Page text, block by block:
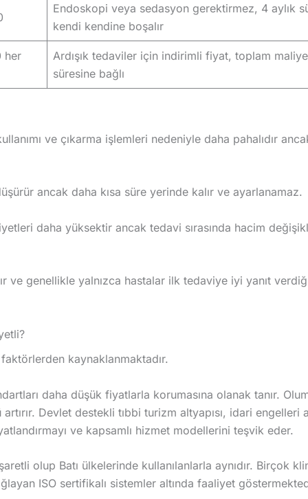
Endoskopi veya sedasyon gerektirmez, 4 aylık
kendi kendine boşalır
her
Ardışık tedaviler için indirimli fiyat, toplam
süresine bağlı
ve çıkarma işlemleri nedeniyle daha pahalıdır
ancak daha kısa süre yerinde kalır ve ayarlanamaz.
daha yüksektir ancak tedavi sırasında hacim
ve genellikle yalnızca hastalar ilk tedaviye iyi yanıt
kaynaklanmaktadır.
daha düşük fiyatlarla korumasına olanak tanır.
Devlet destekli tıbbi turizm altyapısı, idari engelleri
ve kapsamlı hizmet modellerini teşvik eder.
olup Batı ülkelerinde kullanılanlarla aynıdır. Birçok
ISO sertifikalı sistemler altında faaliyet